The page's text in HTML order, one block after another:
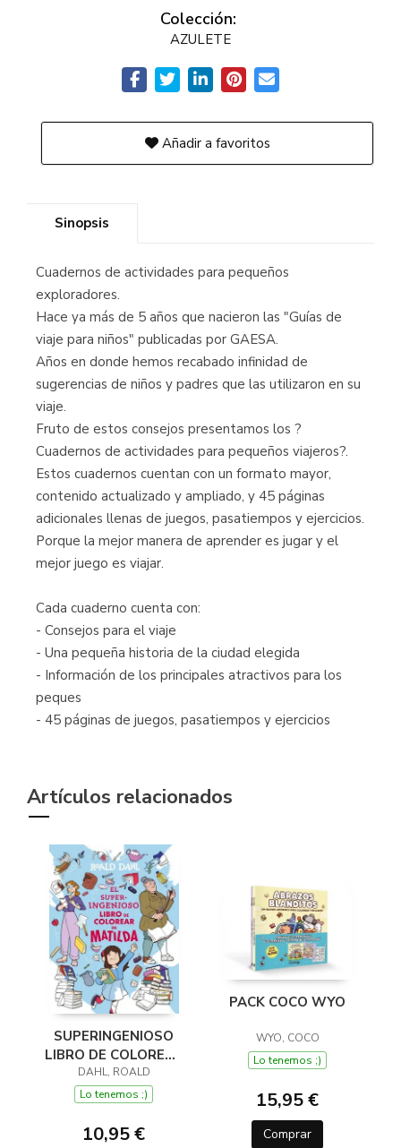
Colección:
AZULETE
Añadir a favoritos
Sinopsis
Cuadernos de actividades para pequeños
exploradores.
Hace ya más de 5 años que nacieron las "Guías de
viaje para niños" publicadas por GAESA.
Años en donde hemos recabado infinidad de
sugerencias de niños y padres que las utilizaron en su
viaje.
Fruto de estos consejos presentamos los ?
Cuadernos de actividades para pequeños viajeros?.
Estos cuadernos cuentan con un formato mayor,
contenido actualizado y ampliado, y 45 páginas
adicionales llenas de juegos, pasatiempos y ejercicios.
Porque la mejor manera de aprender es jugar y el
mejor juego es viajar.
Cada cuaderno cuenta con:
- Consejos para el viaje
- Una pequeña historia de la ciudad elegida
- Información de los principales atractivos para los
peques
- 45 páginas de juegos, pasatiempos y ejercicios
Artículos relacionados
SUPERINGENIOSO
LIBRO DE COLOREAR
DE MATILDA, EL
DAHL, ROALD
Lo tenemos ;)
10,95 €
PACK COCO WYO
WYO, COCO
Lo tenemos ;)
15,95 €
Comprar